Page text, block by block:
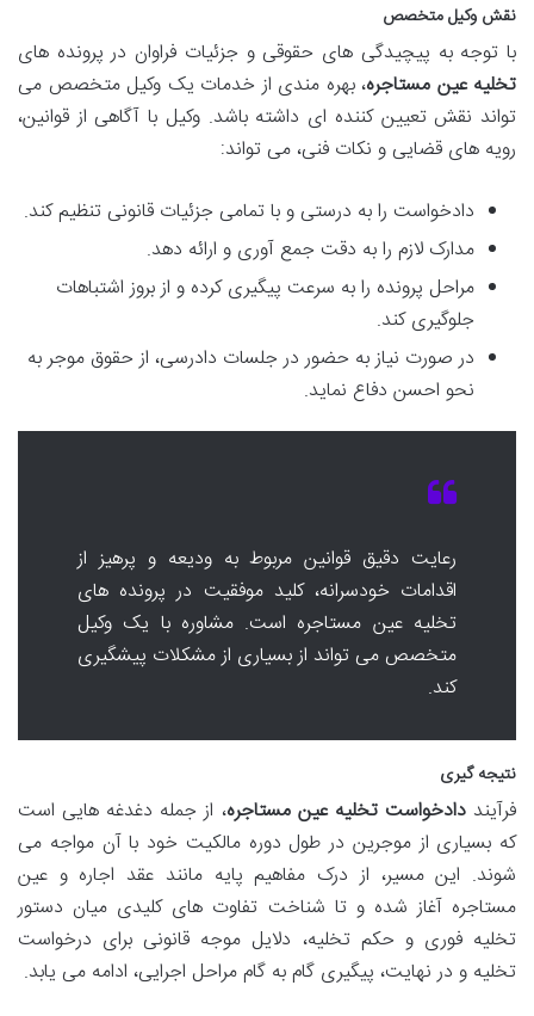
نقش وکیل متخصص
با توجه به پیچیدگی های حقوقی و جزئیات فراوان در پرونده های
تخلیه عین مستاجره، بهره مندی از خدمات یک وکیل متخصص می
تواند نقش تعیین کننده ای داشته باشد. وکیل با آگاهی از قوانین،
رویه های قضایی و نکات فنی، می تواند:
دادخواست را به درستی و با تمامی جزئیات قانونی تنظیم کند.
مدارک لازم را به دقت جمع آوری و ارائه دهد.
مراحل پرونده را به سرعت پیگیری کرده و از بروز اشتباهات
جلوگیری کند.
در صورت نیاز به حضور در جلسات دادرسی، از حقوق موجر به
نحو احسن دفاع نماید.
رعایت دقیق قوانین مربوط به ودیعه و پرهیز از
اقدامات خودسرانه، کلید موفقیت در پرونده های
تخلیه عین مستاجره است. مشاوره با یک وکیل
متخصص می تواند از بسیاری از مشکلات پیشگیری
کند.
نتیجه گیری
فرآینددادخواست تخلیه عین مستاجره، از جمله دغدغه هایی است
که بسیاری از موجرین در طول دوره مالکیت خود با آن مواجه می
شوند. این مسیر، از درک مفاهیم پایه مانند عقد اجاره و عین
مستاجره آغاز شده و تا شناخت تفاوت های کلیدی میان دستور
تخلیه فوری و حکم تخلیه، دلایل موجه قانونی برای درخواست
تخلیه و در نهایت، پیگیری گام به گام مراحل اجرایی، ادامه می یابد.